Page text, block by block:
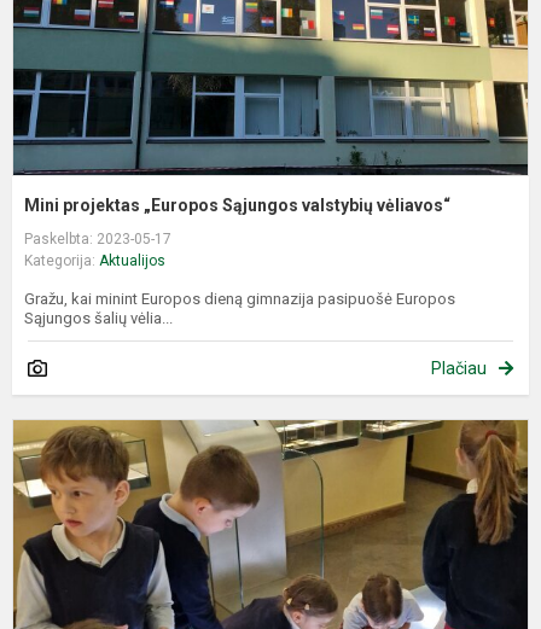
Mini projektas „Europos Sąjungos valstybių vėliavos“
Paskelbta: 2023-05-17
Kategorija: Aktualijos
Gražu, kai minint Europos dieną gimnazija pasipuošė Europos
Sąjungos šalių vėlia...
Plačiau